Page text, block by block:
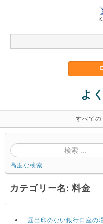
よ
すべての
高度な検索
カテゴリー名: 料金
届出印のない銀行口座の